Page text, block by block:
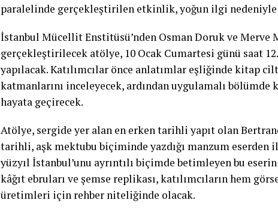
paralelinde gerçekleştirilen etkinlik, yoğun ilgi
İstanbul Mücellit Enstitüsü’nden Osman Doruk ve
gerçekleştirilecek atölye, 10 Ocak Cumartesi günü saat
yapılacak. Katılımcılar önce anlatımlar eşliğinde kitap
katmanlarını inceleyecek, ardından uygulamalı bölümde
hayata geçirecek.
Atölye, sergide yer alan en erken tarihli yapıt olan
tarihli, aşk mektubu biçiminde yazdığı manzum eserden
yüzyıl İstanbul’unu ayrıntılı biçimde betimleyen bu
kâğıt ebruları ve şemse replikası, katılımcıların hem
üretimleri için rehber niteliğinde olacak.